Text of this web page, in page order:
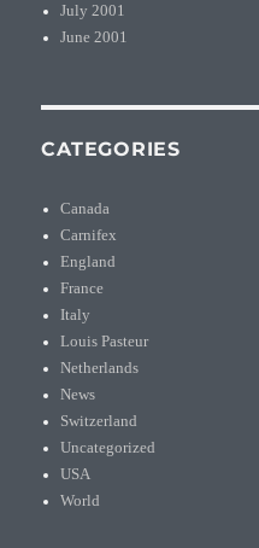
July 2001
June 2001
CATEGORIES
Canada
Carnifex
England
France
Italy
Louis Pasteur
Netherlands
News
Switzerland
Uncategorized
USA
World